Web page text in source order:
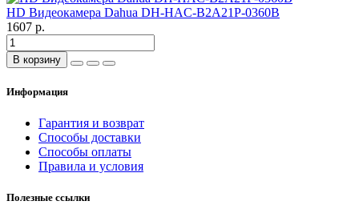
HD Видеокамера Dahua DH-HAC-B2A21P-0360B
1607 р.
В корзину
Информация
Гарантия и возврат
Способы доставки
Способы оплаты
Правила и условия
Полезные ссылки